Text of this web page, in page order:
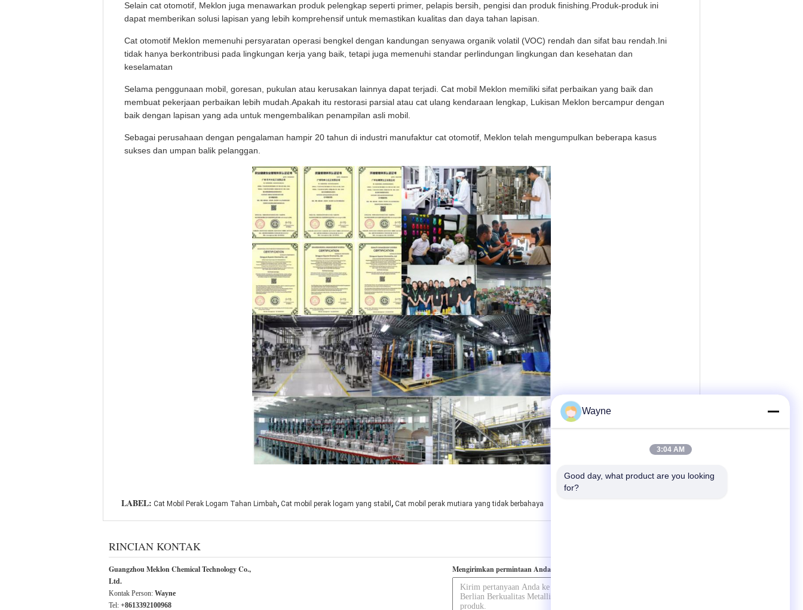
Selain cat otomotif, Meklon juga menawarkan produk pelengkap seperti primer, pelapis bersih, pengisi dan produk finishing.Produk-produk ini
dapat memberikan solusi lapisan yang lebih komprehensif untuk memastikan kualitas dan daya tahan lapisan.
Cat otomotif Meklon memenuhi persyaratan operasi bengkel dengan kandungan senyawa organik volatil (VOC) rendah dan sifat bau rendah.Ini
tidak hanya berkontribusi pada lingkungan kerja yang baik, tetapi juga memenuhi standar perlindungan lingkungan dan kesehatan dan
keselamatan
Selama penggunaan mobil, goresan, pukulan atau kerusakan lainnya dapat terjadi. Cat mobil Meklon memiliki sifat perbaikan yang baik dan
membuat pekerjaan perbaikan lebih mudah.Apakah itu restorasi parsial atau cat ulang kendaraan lengkap, Lukisan Meklon bercampur dengan
baik dengan lapisan yang ada untuk mengembalikan penampilan asli mobil.
Sebagai perusahaan dengan pengalaman hampir 20 tahun di industri manufaktur cat otomotif, Meklon telah mengumpulkan beberapa kasus
sukses dan umpan balik pelanggan.
LABEL: Cat Mobil Perak Logam Tahan Limbah, Cat mobil perak logam yang stabil , Cat mobil perak mutiara yang tidak berbahaya
RINCIAN KONTAK
Guangzhou Meklon Chemical Technology Co.,
Ltd.
Kontak Person: Wayne
Tel: +8613392100968
Mengirimkan permintaan Anda secara langsung kepada kami
Wayne
3:04 AM
Good day, what product are you looking
for?